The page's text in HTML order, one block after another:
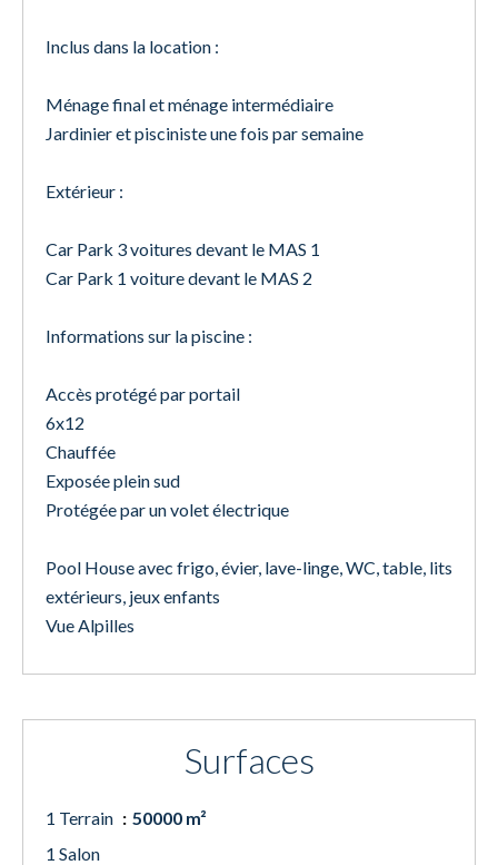
Inclus dans la location :
Ménage final et ménage intermédiaire
Jardinier et pisciniste une fois par semaine
Extérieur :
Car Park 3 voitures devant le MAS 1
Car Park 1 voiture devant le MAS 2
Informations sur la piscine :
Accès protégé par portail
6x12
Chauffée
Exposée plein sud
Protégée par un volet électrique
Pool House avec frigo, évier, lave-linge, WC, table, lits
extérieurs, jeux enfants
Vue Alpilles
Surfaces
1 Terrain
50000 m²
1 Salon